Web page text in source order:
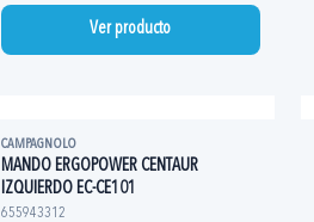
Ver producto
CAMPAGNOLO
MANDO ERGOPOWER CENTAUR
IZQUIERDO EC-CE101
655943312